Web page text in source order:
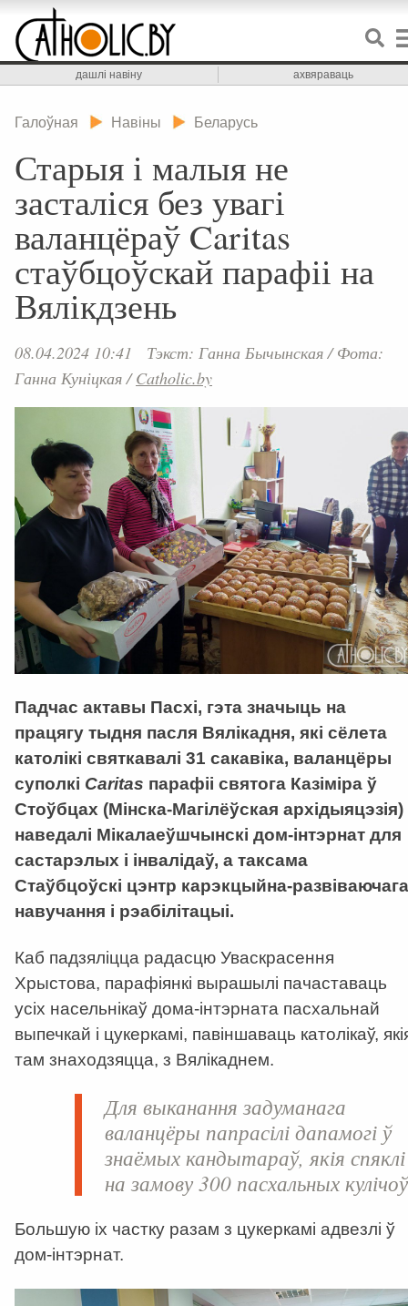
дашлі навіну ахвяраваць
Галоўная Навіны Беларусь
Старыя і малыя не
засталіся без увагі
валанцёраў Caritas
стаўбцоўскай парафіі на
Вялікдзень
08.04.2024 10:41 Тэкст: Ганна Бычынская/Фота:
Ганна Куніцкая/Catholic.by
Падчас актавы Пасхі, гэта значыць на
працягу тыдня пасля Вялікадня, які сёлета
католікі святкавалі 31 сакавіка, валанцёры
суполкі Caritas парафіі святога Казіміра ў
Стоўбцах (Мінска-Магілёўская архідыяцэзія)
наведалі Мікалаеўшчынскі дом-інтэрнат для
састарэлых і інвалідаў, а таксама
Стаўбцоўскі цэнтр карэкцыйна-развіваючага
навучання і рэабілітацыі.
Каб падзяліцца радасцю Уваскрасення
Хрыстова, парафіянкі вырашылі пачаставаць
усіх насельнікаў дома-інтэрната пасхальнай
выпечкай і цукеркамі, павіншаваць католікаў,
там знаходзяцца, з Вялікаднем.
Для выканання задуманага
валанцёры папрасілі дапамогі ў
знаёмых кандытараў, якія спяклі
на замову 300 пасхальных
Большую іх частку разам з цукеркамі адвезлі ў
дом-інтэрнат.